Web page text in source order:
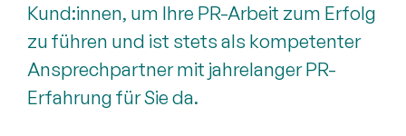
Kund:innen, um Ihre PR-Arbeit zum Erfolg
zu führen und ist stets als kompetenter
Ansprechpartner mit jahrelanger PR-
Erfahrung für Sie da.